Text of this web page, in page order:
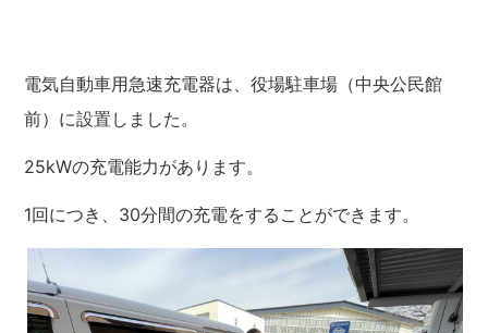
電気自動車用急速充電器は、役場駐車場（中央公民館
前）に設置しました。
25kWの充電能力があります。
1回につき、30分間の充電をすることができます。